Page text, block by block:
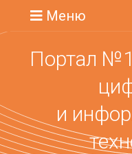
Меню
Портал
и